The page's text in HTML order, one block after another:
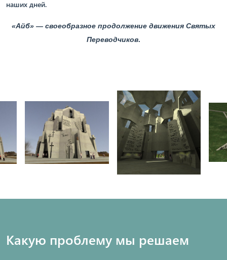
наших дней.
«Айб» — своеобразное продолжение движения Святых
Переводчиков.
Какую проблему мы решаем